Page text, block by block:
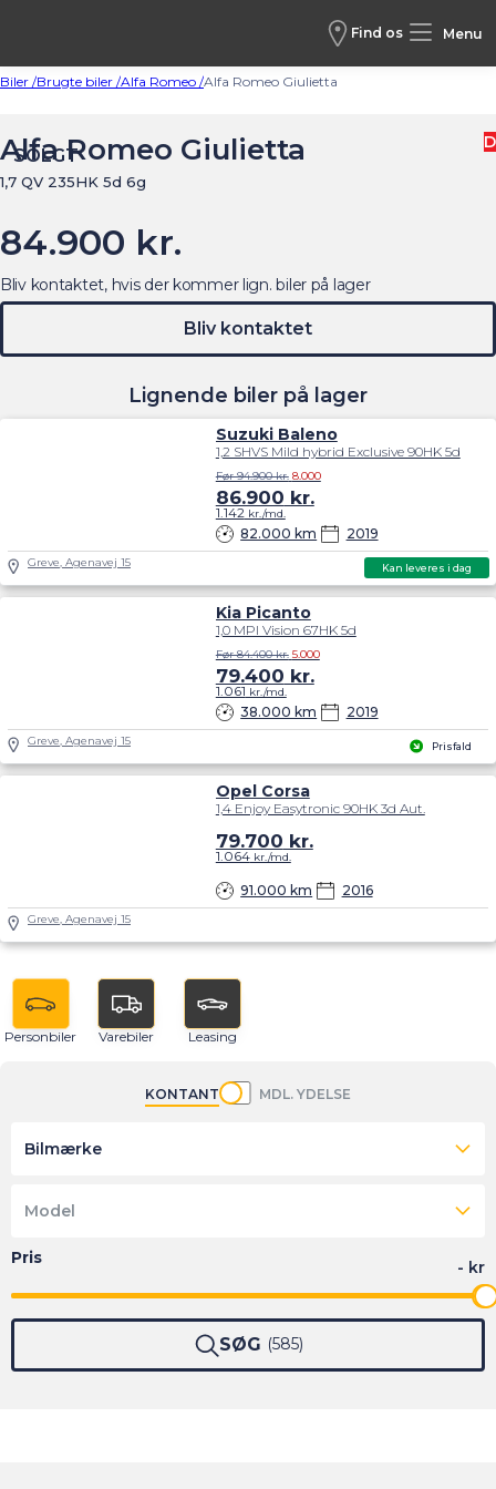
Find os Menu
Biler /Brugte biler /Alfa Romeo /Alfa Romeo Giulietta
SOLGT
Alfa Romeo Giulietta
1,7 QV 235HK 5d 6g
D
84.900 kr.
Lignende biler på lager
Kan leveres i dag
Suzuki Baleno
1,2 SHVS Mild hybrid Exclusive 90HK 5d
82.000 km 2019
Før 94.900 kr. 8.000
86.900 kr.
1.142kr./md.
Greve, Agenavej 15
Prisfald
Kia Picanto
1,0 MPI Vision 67HK 5d
38.000 km 2019
Før 84.400 kr. 5.000
79.400 kr.
1.061 kr./md.
Greve, Agenavej 15
Opel Corsa
1,4 Enjoy Easytronic 90HK 3d Aut.
91.000 km 2016
79.700 kr.
1.064kr./md.
Greve, Agenavej 15
Bliv kontaktet, hvis der kommer lign. biler på lager
Bliv kontaktet
Personbiler Varebiler Leasing
KONTANT MDL. YDELSE
Bilmærke
Model
SØG 585